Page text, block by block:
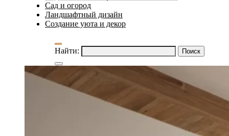
Сад и огород
Ландшафтный дизайн
Создание уюта и декор
Найти: